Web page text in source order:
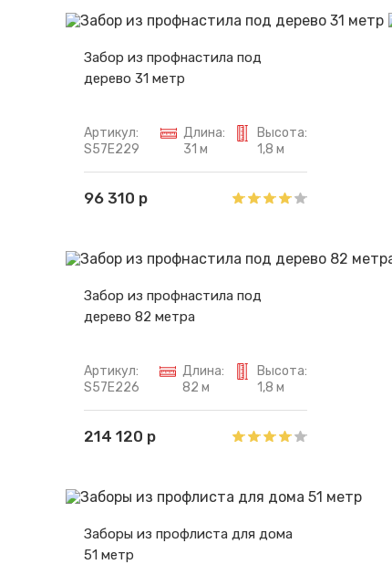
Забор из профнастила под
дерево 31 метр
Артикул:
S57E229
Длина:
31 м
Высота:
1,8 м
96 310 р
Забор из профнастила под
дерево 82 метра
Артикул:
S57E226
Длина:
82 м
Высота:
1,8 м
214 120 р
Заборы из профлиста для дома
51 метр